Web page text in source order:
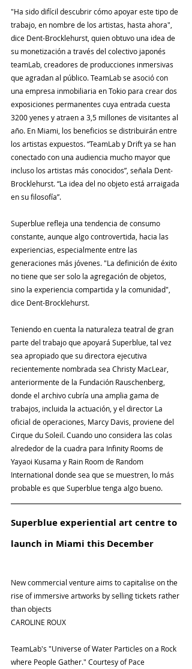
"Ha sido difícil descubrir cómo apoyar este tipo de
trabajo, en nombre de los artistas, hasta ahora",
dice Dent-Brocklehurst, quien obtuvo una idea de
su monetización a través del colectivo japonés
teamLab, creadores de producciones inmersivas
que agradan al público. TeamLab se asoció con
una empresa inmobiliaria en Tokio para crear dos
exposiciones permanentes cuya entrada cuesta
3200 yenes y atraen a 3,5 millones de visitantes al
año. En Miami, los beneficios se distribuirán entre
los artistas expuestos. “TeamLab y Drift ya se han
conectado con una audiencia mucho mayor que
incluso los artistas más conocidos”, señala Dent-
Brocklehurst. “La idea del no objeto está arraigada
en su filosofía”.
Superblue refleja una tendencia de consumo
constante, aunque algo controvertida, hacia las
experiencias, especialmente entre las
generaciones más jóvenes. "La definición de éxito
no tiene que ser solo la agregación de objetos,
sino la experiencia compartida y la comunidad",
dice Dent-Brocklehurst.
Teniendo en cuenta la naturaleza teatral de gran
parte del trabajo que apoyará Superblue, tal vez
sea apropiado que su directora ejecutiva
recientemente nombrada sea Christy MacLear,
anteriormente de la Fundación Rauschenberg,
donde el archivo cubría una amplia gama de
trabajos, incluida la actuación, y el director La
oficial de operaciones, Marcy Davis, proviene del
Cirque du Soleil. Cuando uno considera las colas
alrededor de la cuadra para Infinity Rooms de
Yayaoi Kusama y Rain Room de Random
International donde sea que se muestren, lo más
probable es que Superblue tenga algo bueno.
Superblue experiential art centre to
launch in Miami this December
New commercial venture aims to capitalise on the
rise of immersive artworks by selling tickets rather
than objects
CAROLINE ROUX
TeamLab's "Universe of Water Particles on a Rock
where People Gather." Courtesy of Pace